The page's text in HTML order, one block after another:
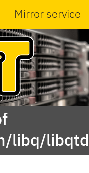
Mirror service
libq/